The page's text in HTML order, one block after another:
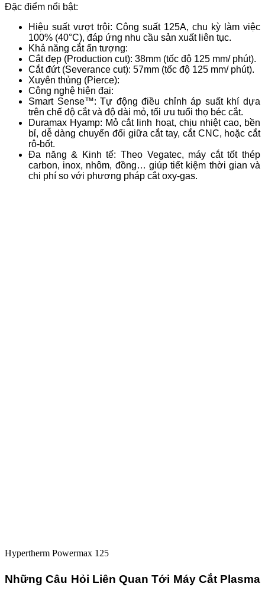
Đặc điểm nổi bật:
Hiệu suất vượt trội: Công suất 125A, chu kỳ làm việc
100% (40°C), đáp ứng nhu cầu sản xuất liên tục.
Khả năng cắt ấn tượng:
Cắt đẹp (Production cut): 38mm (tốc độ 125 mm/ phút).
Cắt đứt (Severance cut): 57mm (tốc độ 125 mm/ phút).
Xuyên thủng (Pierce):
Công nghệ hiện đại:
Smart Sense™: Tự động điều chỉnh áp suất khí dựa
trên chế độ cắt và độ dài mỏ, tối ưu tuổi thọ béc cắt.
Duramax Hyamp: Mỏ cắt linh hoạt, chịu nhiệt cao, bền
bỉ, dễ dàng chuyển đổi giữa cắt tay, cắt CNC, hoặc cắt
rô-bốt.
Đa năng & Kinh tế: Theo Vegatec, máy cắt tốt thép
carbon, inox, nhôm, đồng… giúp tiết kiệm thời gian và
chi phí so với phương pháp cắt oxy-gas.
Hypertherm Powermax 125
Những Câu Hỏi Liên Quan Tới Máy Cắt Plasma